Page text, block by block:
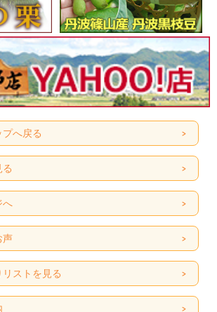
へ戻る
へ
声
ストを見る